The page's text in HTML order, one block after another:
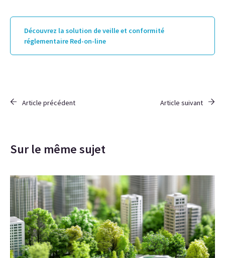
Découvrez la solution de veille et conformité
réglementaire Red-on-line
Article précédent Article suivant
Sur le même sujet